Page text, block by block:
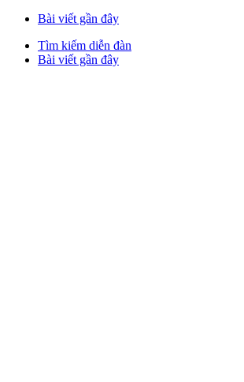
Bài viết gần đây
Tìm kiếm diễn đàn
Bài viết gần đây